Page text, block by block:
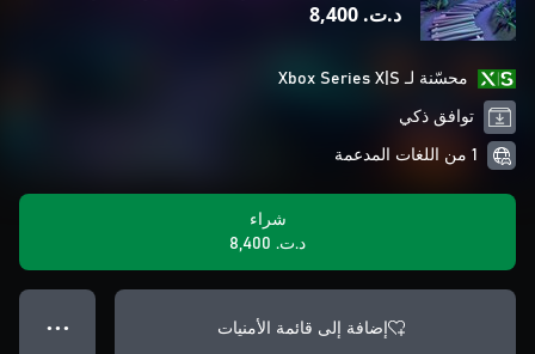
د.ت.‏ 8,400
محسّنة لـ Xbox Series X|S
توافق ذكي
1 من اللغات المدعمة
شراء
د.ت.‏ 8,400
إضافة إلى قائمة الأمنيات ● ● ●